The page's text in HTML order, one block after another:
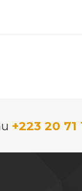
+223 20 71